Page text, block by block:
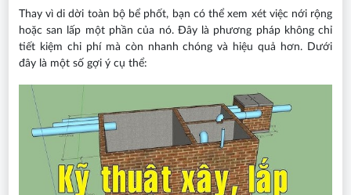
Thay vì di dời toàn bộ bể phốt, bạn có thể xem xét việc nới rộng
hoặc san lấp một phần của nó. Đây là phương pháp không chỉ
tiết kiệm chi phí mà còn nhanh chóng và hiệu quả hơn. Dưới
đây là một số gợi ý cụ thể: